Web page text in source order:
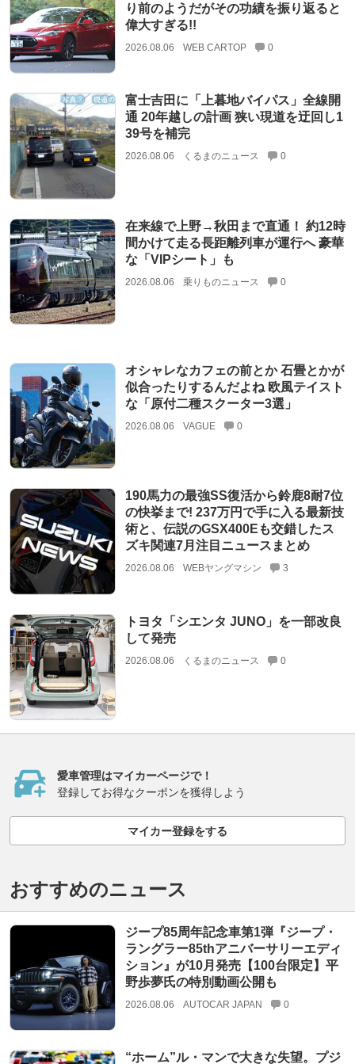
り前のようだがその功績を振り返ると
偉大すぎる!!
2026.08.06 WEB CARTOP 0
富士吉田に「上暮地バイパス」全線開
通 20年越しの計画 狭い現道を迂回し1
39号を補完
2026.08.06 くるまのニュース 0
在来線で上野→秋田まで直通！ 約12時
間かけて走る長距離列車が運行へ 豪華
な「VIPシート」も
2026.08.06 乗りものニュース 0
オシャレなカフェの前とか 石畳とかが
似合ったりするんだよね 欧風テイスト
な「原付二種スクーター3選」
2026.08.06 VAGUE 0
190馬力の最強SS復活から鈴鹿8耐7位
の快挙まで! 237万円で手に入る最新技
術と、伝説のGSX400Eも交錯したス
ズキ関連7月注目ニュースまとめ
2026.08.06 WEBヤングマシン 3
トヨタ「シエンタ JUNO」を一部改良
して発売
2026.08.06 くるまのニュース 0
愛車管理はマイカーページで！
登録してお得なクーポンを獲得しよう
マイカー登録をする
おすすめのニュース
ジープ85周年記念車第1弾『ジープ・
ラングラー85thアニバーサリーエディ
ション』が10月発売【100台限定】平
野歩夢氏の特別動画公開も
2026.08.06 AUTOCAR JAPAN 0
“ホーム”ル・マンで大きな失望。プジ